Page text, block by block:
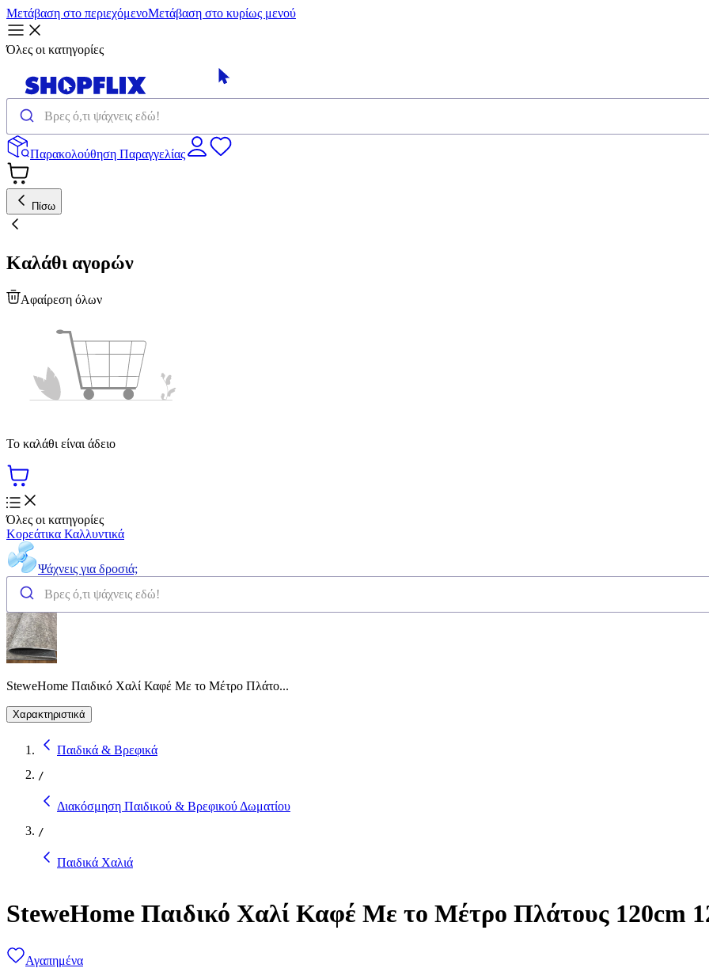
Μετάβαση στο περιεχόμενοΜετάβαση στο κυρίως μενού
Όλες οι κατηγορίες
Παρακολούθηση Παραγγελίας
Πίσω
Καλάθι αγορών
Αφαίρεση όλων
Το καλάθι είναι άδειο
Όλες οι κατηγορίες
Κορεάτικα Καλλυντικά
Ψάχνεις για δροσιά;
SteweHome Παιδικό Χαλί Καφέ Με το Μέτρο Πλάτο...
Χαρακτηριστικά
Παιδικά & Βρεφικά
/
Διακόσμηση Παιδικού & Βρεφικού Δωματίου
/
Παιδικά Χαλιά
SteweHome Παιδικό Χαλί Καφέ Με το Μέτρο Πλάτους 120cm
Αγαπημένα